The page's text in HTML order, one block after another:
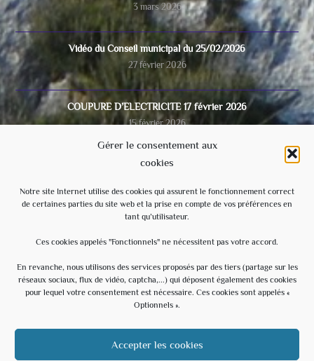
Gérer le consentement aux
cookies
Notre site Internet utilise des cookies qui assurent le fonctionnement correct
de certaines parties du site web et la prise en compte de vos préférences en
tant qu’utilisateur.
Ces cookies appelés "Fonctionnels" ne nécessitent pas votre accord.
En revanche, nous utilisons des services proposés par des tiers (partage sur les
réseaux sociaux, flux de vidéo, captcha,...) qui déposent également des cookies
pour lequel votre consentement est nécessaire. Ces cookies sont appelés «
Optionnels ».
Accepter les cookies
3 mars 2026
Vidéo du Conseil municipal du 25/02/2026
27 février 2026
COUPURE D’ELECTRICITE 17 février 2026
15 février 2026
Video du conseil municipal du 28/11/2025
Ecole
3 septembre 2025
Évènements à venir
AOÛT 20 h 30 min-23 h 30 min
Soirée Estivale – With U – Hommage à U2